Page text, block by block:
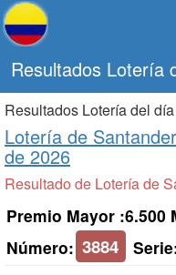
Resultados Lotería
Resultados Lotería del
Lotería de
de 2026
Resultado de Lotería de
Premio Mayor :6.500
Número: 3884